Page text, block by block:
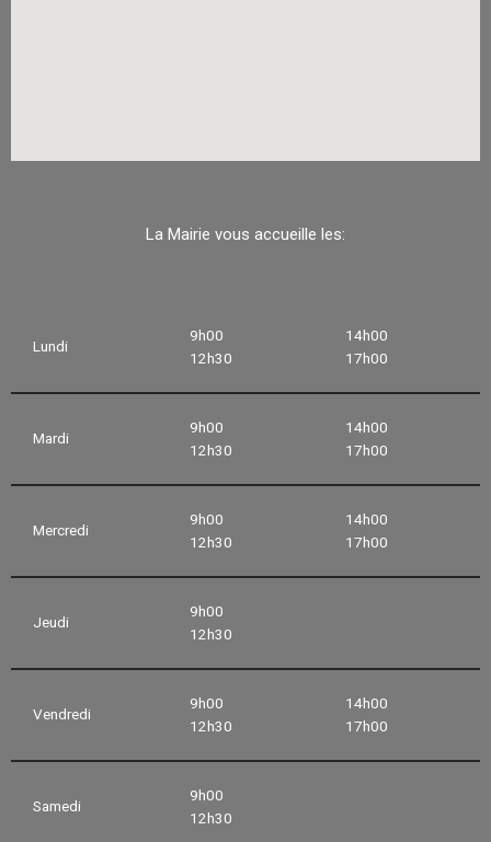
La Mairie vous accueille les:
Lundi
9h00
12h30
14h00
17h00
Mardi
9h00
12h30
14h00
17h00
Mercredi
9h00
12h30
14h00
17h00
Jeudi
9h00
12h30
Vendredi
9h00
12h30
14h00
17h00
Samedi
9h00
12h30